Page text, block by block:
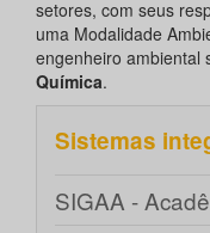
setores, com seus
uma Modalidade
engenheiro ambiental
Química.
Sistemas
SIGAA -